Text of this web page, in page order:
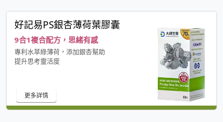
好記易PS銀杏薄荷葉膠囊
9合1複合配方，思緒有感
專利水萃綠薄荷，添加銀杏幫助
提升思考靈活度
更多詳情